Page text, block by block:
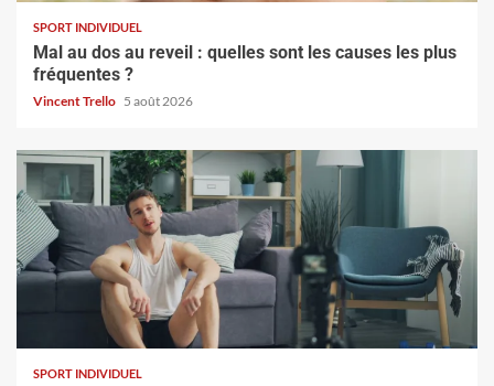
SPORT INDIVIDUEL
Mal au dos au reveil : quelles sont les causes les plus
fréquentes ?
Vincent Trello 5 août 2026
SPORT INDIVIDUEL